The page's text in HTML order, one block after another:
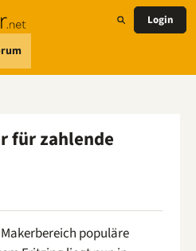
Login
für zahlende
populäre